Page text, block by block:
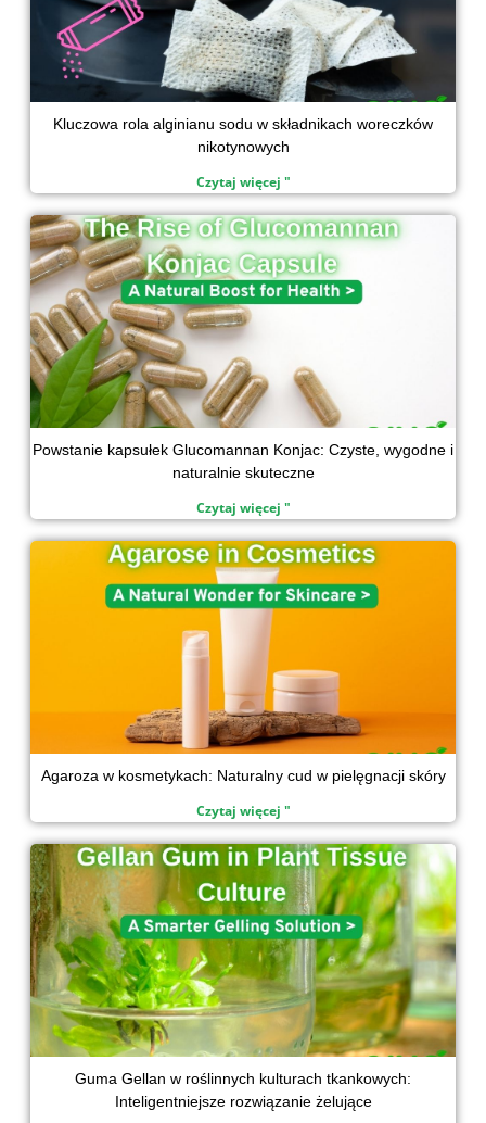
Kluczowa rola alginianu sodu w składnikach woreczków
nikotynowych
Czytaj więcej "
Powstanie kapsułek Glucomannan Konjac: Czyste, wygodne i
naturalnie skuteczne
Czytaj więcej "
Agaroza w kosmetykach: Naturalny cud w pielęgnacji skóry
Czytaj więcej "
Guma Gellan w roślinnych kulturach tkankowych:
Inteligentniejsze rozwiązanie żelujące